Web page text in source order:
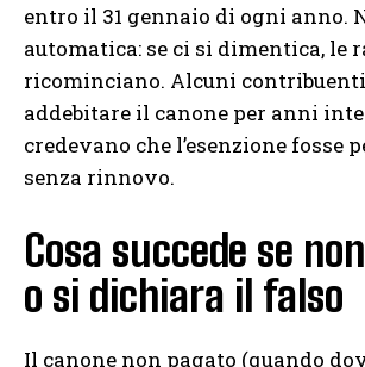
entro il 31 gennaio di ogni anno.
automatica: se ci si dimentica, le
ricominciano. Alcuni
addebitare il canone per anni
credevano che l’esenzione fosse
senza rinnovo.
Cosa succede se
o si dichiara il falso
Il canone non pagato (quando